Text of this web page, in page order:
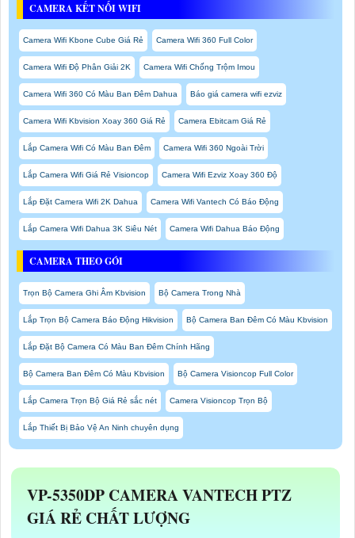
CAMERA KẾT NỐI WIFI
Camera Wifi Kbone Cube Giá Rẻ Camera Wifi 360 Full Color
Camera Wifi Độ Phân Giải 2K Camera Wifi Chống Trộm Imou
Camera Wifi 360 Có Màu Ban Đêm Dahua Báo giá camera wifi ezviz
Camera Wifi Kbvision Xoay 360 Giá Rẻ Camera Ebitcam Giá Rẻ
Lắp Camera Wifi Có Màu Ban Đêm Camera Wifi 360 Ngoài Trời
Lắp Camera Wifi Giá Rẻ Visioncop Camera Wifi Ezviz Xoay 360 Độ
Lắp Đặt Camera Wifi 2K Dahua Camera Wifi Vantech Có Báo Động
Lắp Camera Wifi Dahua 3K Siêu Nét Camera Wifi Dahua Báo Động
CAMERA THEO GÓI
Trọn Bộ Camera Ghi Âm Kbvision Bộ Camera Trong Nhà
Lắp Trọn Bộ Camera Báo Động Hikvision Bộ Camera Ban Đêm Có Màu Kbvision
Lắp Đặt Bộ Camera Có Màu Ban Đêm Chính Hãng
Bộ Camera Ban Đêm Có Màu Kbvision Bộ Camera Visioncop Full Color
Lắp Camera Trọn Bộ Giá Rẻ sắc nét Camera Visioncop Trọn Bộ
Lắp Thiết Bị Bảo Vệ An Ninh chuyên dụng
VP-5350DP CAMERA VANTECH PTZ
GIÁ RẺ CHẤT LƯỢNG